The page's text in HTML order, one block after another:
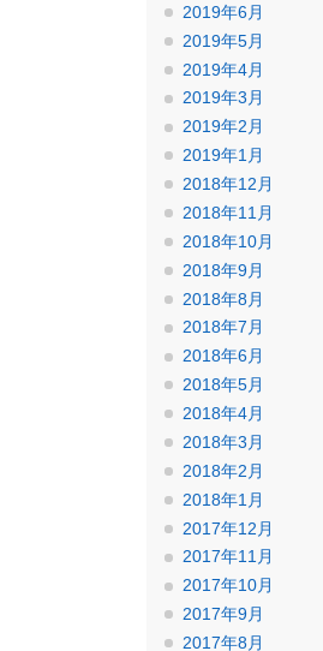
2019年6月
2019年5月
2019年4月
2019年3月
2019年2月
2019年1月
2018年12月
2018年11月
2018年10月
2018年9月
2018年8月
2018年7月
2018年6月
2018年5月
2018年4月
2018年3月
2018年2月
2018年1月
2017年12月
2017年11月
2017年10月
2017年9月
2017年8月